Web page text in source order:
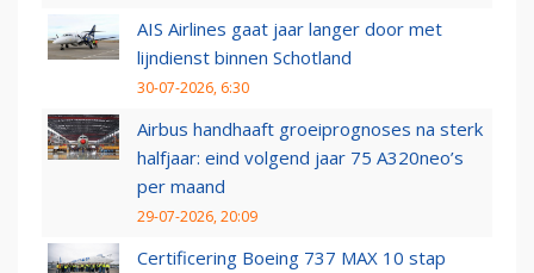
AIS Airlines gaat jaar langer door met
lijndienst binnen Schotland
30-07-2026, 6:30
Airbus handhaaft groeiprognoses na sterk
halfjaar: eind volgend jaar 75 A320neo’s
per maand
29-07-2026, 20:09
Certificering Boeing 737 MAX 10 stap